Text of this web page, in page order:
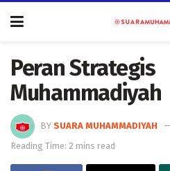
Peran Strategis
Muhammadiyah
BY SUARA MUHAMMADIYAH
Reading Time: 2 mins read